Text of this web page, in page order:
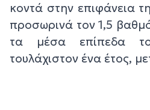
κοντά στην επιφάνεια
προσωρινά τον 1,5
τα μέσα επίπεδα
τουλάχιστον ένα έτος,